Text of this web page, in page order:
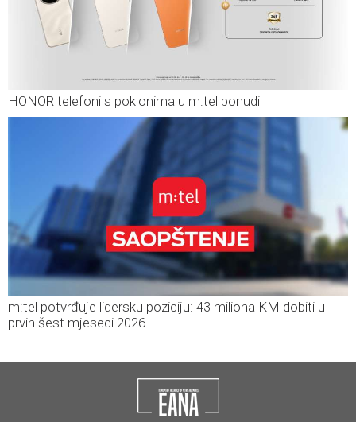
HONOR telefoni s poklonima u m:tel ponudi
m:tel potvrđuje lidersku poziciju: 43 miliona KM dobiti u
prvih šest mjeseci 2026.